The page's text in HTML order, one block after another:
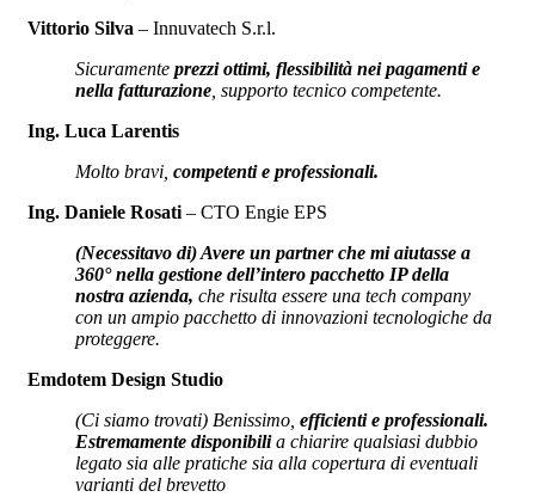
Vittorio Silva – Innuvatech S.r.l.
Sicuramente prezzi ottimi, flessibilità nei pagamenti e
nella fatturazione , supporto tecnico competente.
Ing. Luca Larentis
Molto bravi, competenti e professionali.
Ing. Daniele Rosati – CTO Engie EPS
(Necessitavo di) Avere un partner che mi aiutasse a
360° nella gestione dell’intero pacchetto IP della
nostra azienda, che risulta essere una tech company
con un ampio pacchetto di innovazioni tecnologiche da
proteggere.
Emdotem Design Studio
(Ci siamo trovati) Benissimo, efficienti e professionali.
Estremamente disponibilia chiarire qualsiasi dubbio
legato sia alle pratiche sia alla copertura di eventuali
varianti del brevetto